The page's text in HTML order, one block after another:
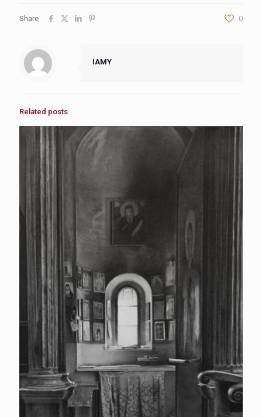
Share 0
IAMY
Related posts